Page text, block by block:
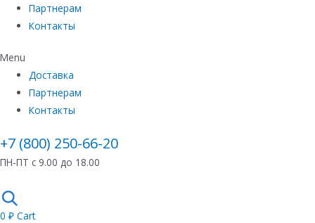
Партнерам
Контакты
Menu
Доставка
Партнерам
Контакты
+7 (800) 250-66-20
ПН-ПТ с 9.00 до 18.00
0 ₽ Cart